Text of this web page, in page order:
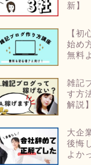
新】
【初
始め
無料
雑記
す方
解説】
大企
後悔
よか